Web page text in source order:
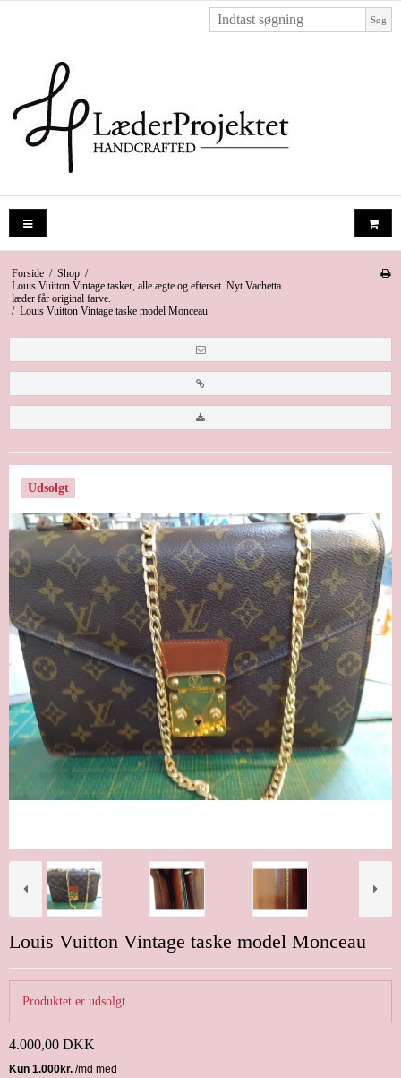
Søg
Forside / Shop /
Louis Vuitton Vintage tasker, alle ægte og efterset. Nyt Vachetta
læder får original farve.
/ Louis Vuitton Vintage taske model Monceau
Udsolgt
Louis Vuitton Vintage taske model Monceau
Produktet er udsolgt.
4.000,00 DKK